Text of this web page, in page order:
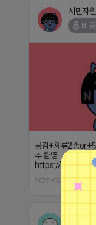
서민자
비
공감+체류2종or+
추 환영
https://
2025-09-22 03:29
서민자